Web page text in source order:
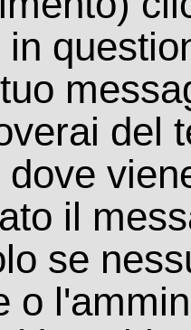
del
il
se
o